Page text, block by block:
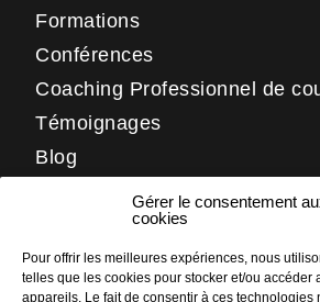
Gérer le consentement
cookies
Pour offrir les meilleures expériences, nous
telles que les cookies pour stocker et/ou accéder
appareils. Le fait de consentir à ces technologies
Formations
Conférences
Coaching Professionnel de
Témoignages
Blog
LinkedIn
Facebook